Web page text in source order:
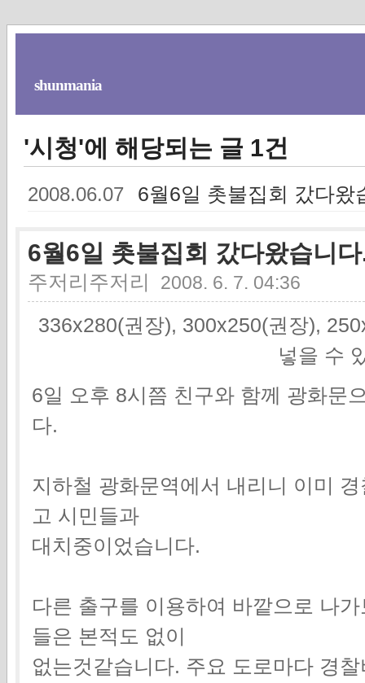
shunmania
'시청'에 해당되는 글 1건
2008.06.07 6월6일 촛불집회 갔다왔
6월6일 촛불집회 갔다왔습니
주저리주저리 2008. 6. 7. 04:36
336x280(권장), 300x250(권장),
넣을 수
6일 오후 8시쯤 친구와 함께 광화문
다.
지하철 광화문역에서 내리니 이미
고 시민들과
대치중이었습니다.
다른 출구를 이용하여 바깥으로 나
들은 본적도 없이
없는것같습니다. 주요 도로마다 경